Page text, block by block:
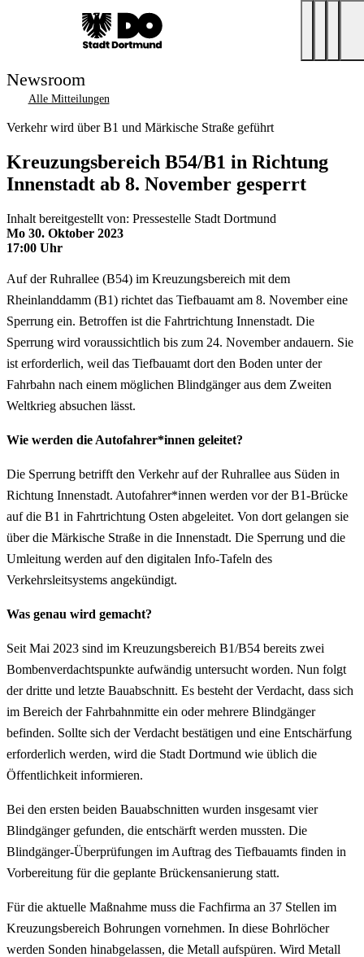
Newsroom
Alle Mitteilungen
Verkehr wird über B1 und Märkische Straße geführt
Kreuzungsbereich B54/B1 in Richtung
Innenstadt ab 8. November gesperrt
Inhalt bereitgestellt von: Pressestelle Stadt Dortmund
Mo 30. Oktober 2023
17:00 Uhr
Auf der Ruhrallee (B54) im Kreuzungsbereich mit dem
Rheinlanddamm (B1) richtet das Tiefbauamt am 8. November eine
Sperrung ein. Betroffen ist die Fahrtrichtung Innenstadt. Die
Sperrung wird voraussichtlich bis zum 24. November andauern. Sie
ist erforderlich, weil das Tiefbauamt dort den Boden unter der
Fahrbahn nach einem möglichen Blindgänger aus dem Zweiten
Weltkrieg absuchen lässt.
Wie werden die Autofahrer*innen geleitet?
Die Sperrung betrifft den Verkehr auf der Ruhrallee aus Süden in
Richtung Innenstadt. Autofahrer*innen werden vor der B1-Brücke
auf die B1 in Fahrtrichtung Osten abgeleitet. Von dort gelangen sie
über die Märkische Straße in die Innenstadt. Die Sperrung und die
Umleitung werden auf den digitalen Info-Tafeln des
Verkehrsleitsystems angekündigt.
Was genau wird gemacht?
Seit Mai 2023 sind im Kreuzungsbereich B1/B54 bereits zwei
Bombenverdachtspunkte aufwändig untersucht worden. Nun folgt
der dritte und letzte Bauabschnitt. Es besteht der Verdacht, dass sich
im Bereich der Fahrbahnmitte ein oder mehrere Blindgänger
befinden. Sollte sich der Verdacht bestätigen und eine Entschärfung
erforderlich werden, wird die Stadt Dortmund wie üblich die
Öffentlichkeit informieren.
Bei den ersten beiden Bauabschnitten wurden insgesamt vier
Blindgänger gefunden, die entschärft werden mussten. Die
Blindgänger-Überprüfungen im Auftrag des Tiefbauamts finden in
Vorbereitung für die geplante Brückensanierung statt.
Für die aktuelle Maßnahme muss die Fachfirma an 37 Stellen im
Kreuzungsbereich Bohrungen vornehmen. In diese Bohrlöcher
werden Sonden hinabgelassen, die Metall aufspüren. Wird Metall